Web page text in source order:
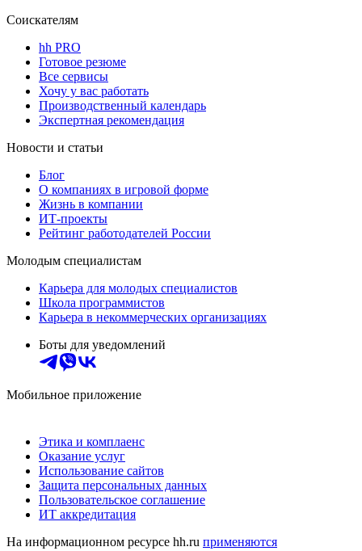
Соискателям
hh PRO
Готовое резюме
Все сервисы
Хочу у вас работать
Производственный календарь
Экспертная рекомендация
Новости и статьи
Блог
О компаниях в игровой форме
Жизнь в компании
ИТ-проекты
Рейтинг работодателей России
Молодым специалистам
Карьера для молодых специалистов
Школа программистов
Карьера в некоммерческих организациях
Боты для уведомлений
Мобильное приложение
Этика и комплаенс
Оказание услуг
Использование сайтов
Защита персональных данных
Пользовательское соглашение
ИТ аккредитация
На информационном ресурсе hh.ru применяются